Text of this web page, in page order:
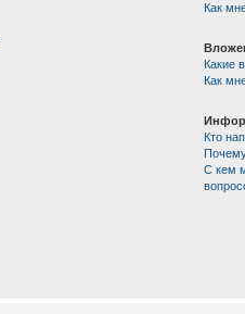
Как
Какие
Как
Кто
С кем